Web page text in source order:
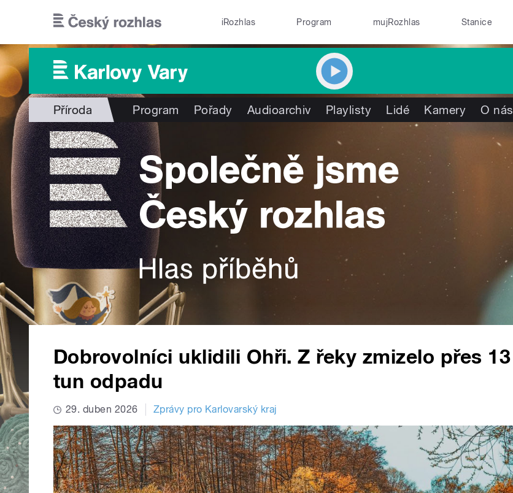
iRozhlas Program mujRozhlas Stanice
Příroda Program Pořady Audioarchiv Playlisty Lidé Kamery O nás
Dobrovolníci uklidili Ohři. Z řeky zmizelo přes 13
tun odpadu
29. duben 2026 Zprávy pro Karlovarský kraj